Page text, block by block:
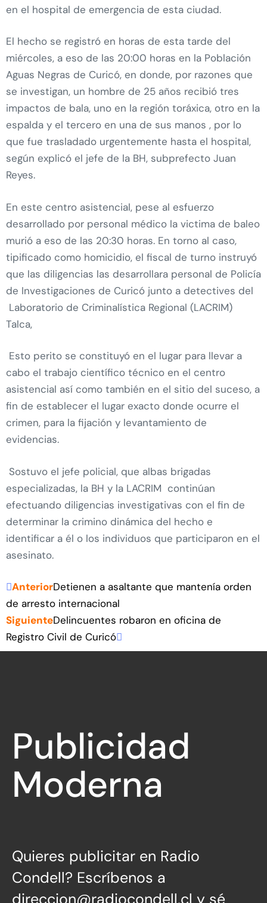
en el hospital de emergencia de esta ciudad.
El hecho se registró en horas de esta tarde del
miércoles, a eso de las 20:00 horas en la Población
Aguas Negras de Curicó, en donde, por razones que
se investigan, un hombre de 25 años recibió tres
impactos de bala, uno en la región toráxica, otro en la
espalda y el tercero en una de sus manos , por lo
que fue trasladado urgentemente hasta el hospital,
según explicó el jefe de la BH, subprefecto Juan
Reyes.
En este centro asistencial, pese al esfuerzo
desarrollado por personal médico la victima de baleo
murió a eso de las 20:30 horas. En torno al caso,
tipificado como homicidio, el fiscal de turno instruyó
que las diligencias las desarrollara personal de Policía
de Investigaciones de Curicó junto a detectives del
Laboratorio de Criminalística Regional (LACRIM)
Talca,
Esto perito se constituyó en el lugar para llevar a
cabo el trabajo científico técnico en el centro
asistencial así como también en el sitio del suceso, a
fin de establecer el lugar exacto donde ocurre el
crimen, para la fijación y levantamiento de
evidencias.
Sostuvo el jefe policial, que albas brigadas
especializadas, la BH y la LACRIM continúan
efectuando diligencias investigativas con el fin de
determinar la crimino dinámica del hecho e
identificar a él o los individuos que participaron en el
asesinato.
AnteriorDetienen a asaltante que mantenía orden
de arresto internacional
SiguienteDelincuentes robaron en oficina de
Registro Civil de Curicó
Publicidad
Moderna
Quieres publicitar en Radio
Condell? Escríbenos a